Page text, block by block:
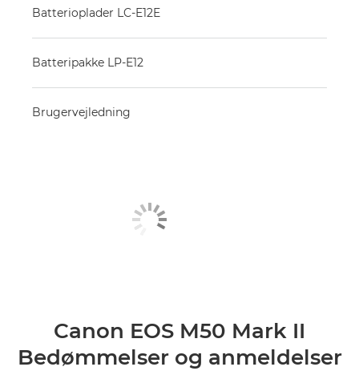
Batterioplader LC-E12E
Batteripakke LP-E12
Brugervejledning
Canon EOS M50 Mark II
Bedømmelser og anmeldelser